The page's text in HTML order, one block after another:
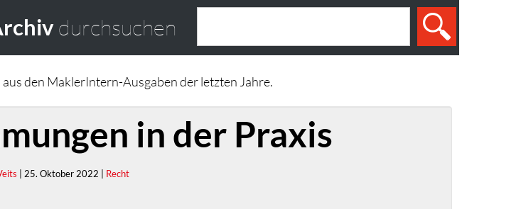
durchsuchen
den MaklerIntern-Ausgaben der letzten Jahre.
in der Praxis
| 25. Oktober 2022 | Recht